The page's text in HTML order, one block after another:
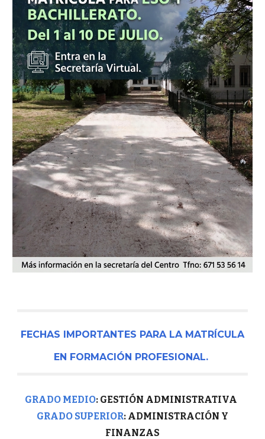
FECHAS IMPORTANTES PARA LA MATRÍCULA
EN FORMACIÓN PROFESIONAL.
GRADO MEDIO: GESTIÓN ADMINISTRATIVA
GRADO SUPERIOR: ADMINISTRACIÓN Y
FINANZAS